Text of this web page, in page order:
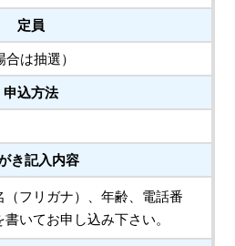
定員
は抽選）
申込方法
き記入内容
フリガナ）、年齢、電話番
いてお申し込み下さい。